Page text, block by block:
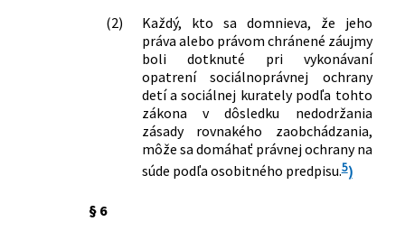
(2)
Každý, kto sa domnieva, že jeho
práva alebo právom chránené záujmy
boli dotknuté pri vykonávaní
opatrení sociálnoprávnej ochrany
detí a sociálnej kurately podľa tohto
zákona v dôsledku nedodržania
zásady rovnakého zaobchádzania,
môže sa domáhať právnej ochrany na
súde podľa osobitného predpisu.5)
§ 6